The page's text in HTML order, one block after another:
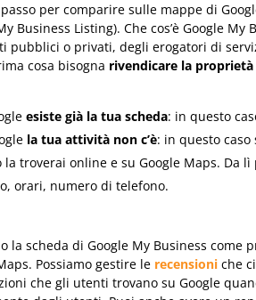
per comparire sulle mappe di
Business Listing). Che cos’è Google
pubblici o privati, degli erogatori di
cosa bisogna rivendicare la proprietà
esiste già la tua scheda: in questo
la tua attività non c’è: in questo
la troverai online e su Google Maps. Da
orari, numero di telefono.
la scheda di Google My Business
Possiamo gestire le recensioniche
che gli utenti trovano su Google